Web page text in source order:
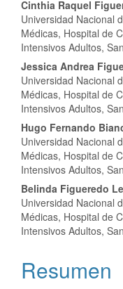
Cinthia Raquel
Universidad Nacional
Médicas, Hospital de
Intensivos Adultos,
Jessica Andrea
Universidad Nacional
Médicas, Hospital de
Intensivos Adultos,
Hugo Fernando
Universidad Nacional
Médicas, Hospital de
Intensivos Adultos,
Belinda Figueredo
Universidad Nacional
Médicas, Hospital de
Intensivos Adultos,
Resumen